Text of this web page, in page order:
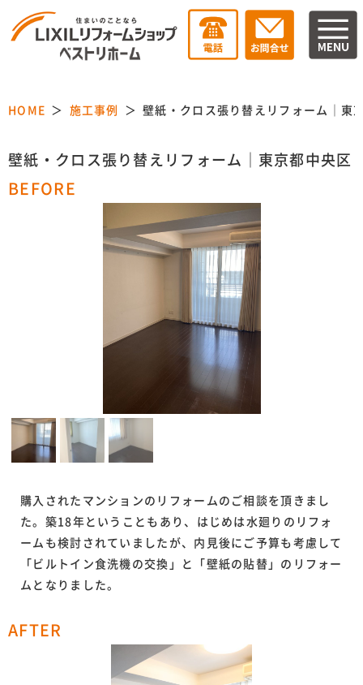
HOME 施工事例 壁紙・クロス張り替えリフォーム｜東
壁紙・クロス張り替えリフォーム｜東京都中央区
BEFORE
購入されたマンションのリフォームのご相談を頂きまし
た。築18年ということもあり、はじめは水廻りのリフォ
ームも検討されていましたが、内見後にご予算も考慮して
「ビルトイン食洗機の交換」と「壁紙の貼替」のリフォー
ムとなりました。
AFTER